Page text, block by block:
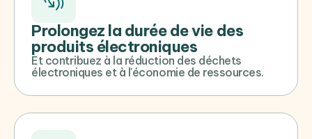
Prolongez la durée de vie des
produits électroniques
Et contribuez à la réduction des déchets
électroniques et à l'économie de ressources.